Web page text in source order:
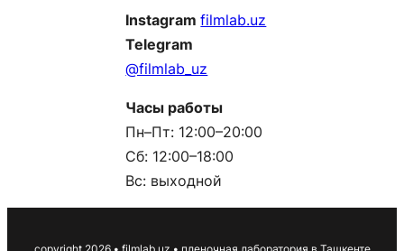
Instagramfilmlab.uz
Telegram
@filmlab_uz
Часы работы
Пн–Пт: 12:00–20:00
Сб: 12:00–18:00
Вс: выходной